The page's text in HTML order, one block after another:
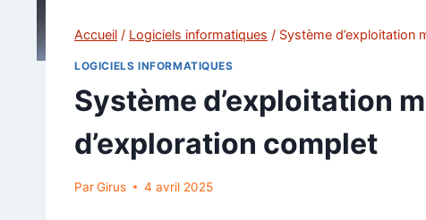
Accueil / Logiciels informatiques / Système d’exploitation
LOGICIELS INFORMATIQUES
Système d’exploitation
d’exploration complet
ParGirus 4 avril 2025